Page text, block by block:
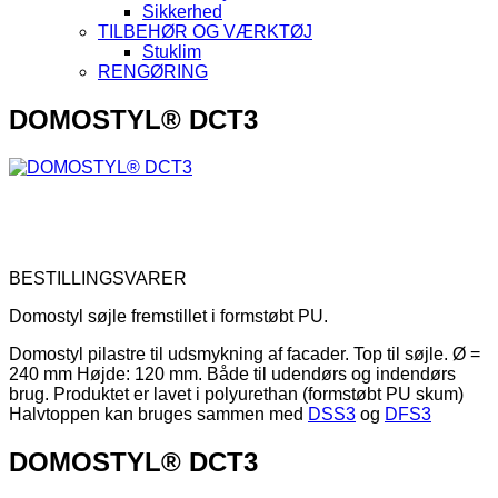
Sikkerhed
TILBEHØR OG VÆRKTØJ
Stuklim
RENGØRING
DOMOSTYL® DCT3
BESTILLINGSVARER
Domostyl søjle fremstillet i formstøbt PU.
Domostyl pilastre til udsmykning af facader. Top til søjle. Ø =
240 mm Højde: 120 mm. Både til udendørs og indendørs
brug. Produktet er lavet i polyurethan (formstøbt PU skum)
Halvtoppen kan bruges sammen med DSS3 og DFS3
DOMOSTYL® DCT3